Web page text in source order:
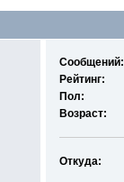
Сообщений:
Рейтинг:
Пол:
Возраст:
Откуда: